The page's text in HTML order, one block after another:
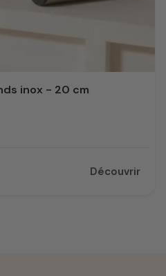
inox - 20 cm
Découvrir